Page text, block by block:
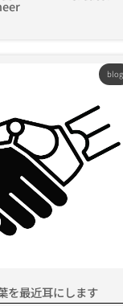
blog
を最近耳にします